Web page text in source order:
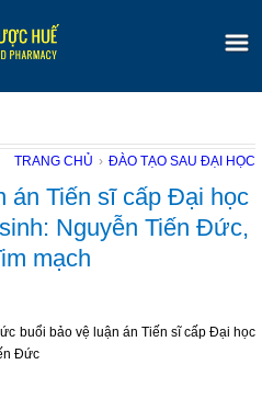
TRANG CHỦ › ĐÀO TẠO SAU ĐẠI HỌC
án Tiến sĩ cấp Đại học
Nguyễn Tiến Đức,
mạch
buổi bảo vệ luận án Tiến sĩ cấp Đại học
Đức